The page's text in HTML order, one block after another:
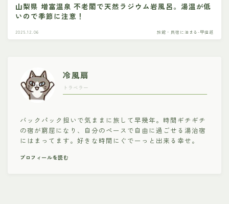
山梨県 増富温泉 不老閣で天然ラジウム岩風呂。湯温が低
いので季節に注意！
2025.12.06 旅館・民宿に泊まる-甲信越
冷風扇
トラベラー
バックパック担いで気ままに旅して早幾年。時間ギチギチ
の宿が窮屈になり、自分のペースで自由に過ごせる湯治宿
にはまってます。好きな時間にぐでーっと出来る幸せ。
プロフィールを読む